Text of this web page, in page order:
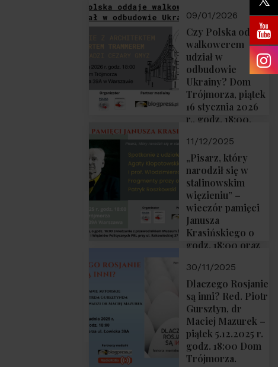
Zapraszamy!
09/01/2026
Czy Polska oddaje
walkowerem
udział w
odbudowie
Ukrainy? Dom
Trójmorza, piątek
16 stycznia 2026
r., godz. 18:00.
11/12/2025
„Pisarz, który
narodził się w
stalinowskim
więzieniu” –
wieczór pamięci
Janusza
Krasińskiego o
godz. 18:00 oraz
Muzeum
Żołnierzy
Wyklętych i
Więźniów
Politycznych PRL
o godz. 16:00 – 19
grudnia 2025 r.
30/11/2025
Dlaczego Rosjanie
są inni? Red. Piotr
Gursztyn, dr
Maciej Mazurek –
piątek 5.12.2025 r.
godz. 18:00 Dom
Trójmorza.